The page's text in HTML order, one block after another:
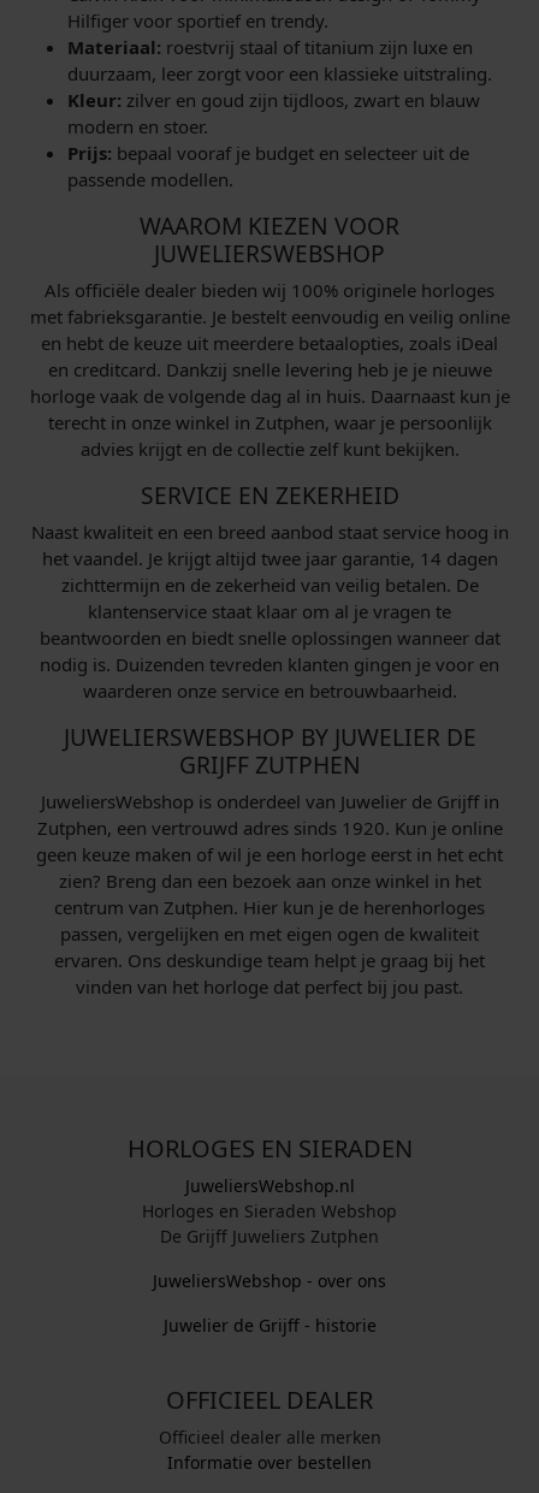
Hilfiger voor sportief en trendy.
Materiaal: roestvrij staal of titanium zijn luxe en
duurzaam, leer zorgt voor een klassieke uitstraling.
Kleur: zilver en goud zijn tijdloos, zwart en blauw
modern en stoer.
Prijs: bepaal vooraf je budget en selecteer uit de
passende modellen.
WAAROM KIEZEN VOOR
JUWELIERSWEBSHOP
Als officiële dealer bieden wij 100% originele horloges
met fabrieksgarantie. Je bestelt eenvoudig en veilig online
en hebt de keuze uit meerdere betaalopties, zoals iDeal
en creditcard. Dankzij snelle levering heb je je nieuwe
horloge vaak de volgende dag al in huis. Daarnaast kun je
terecht in onze winkel in Zutphen, waar je persoonlijk
advies krijgt en de collectie zelf kunt bekijken.
SERVICE EN ZEKERHEID
Naast kwaliteit en een breed aanbod staat service hoog in
het vaandel. Je krijgt altijd twee jaar garantie, 14 dagen
zichttermijn en de zekerheid van veilig betalen. De
klantenservice staat klaar om al je vragen te
beantwoorden en biedt snelle oplossingen wanneer dat
nodig is. Duizenden tevreden klanten gingen je voor en
waarderen onze service en betrouwbaarheid.
JUWELIERSWEBSHOP BY JUWELIER DE
GRIJFF ZUTPHEN
JuweliersWebshop is onderdeel van Juwelier de Grijff in
Zutphen, een vertrouwd adres sinds 1920. Kun je online
geen keuze maken of wil je een horloge eerst in het echt
zien? Breng dan een bezoek aan onze winkel in het
centrum van Zutphen. Hier kun je de herenhorloges
passen, vergelijken en met eigen ogen de kwaliteit
ervaren. Ons deskundige team helpt je graag bij het
vinden van het horloge dat perfect bij jou past.
HORLOGES EN SIERADEN
JuweliersWebshop.nl
Horloges en Sieraden Webshop
De Grijff Juweliers Zutphen
JuweliersWebshop - over ons
Juwelier de Grijff - historie
OFFICIEEL DEALER
Officieel dealer alle merken
Informatie over bestellen